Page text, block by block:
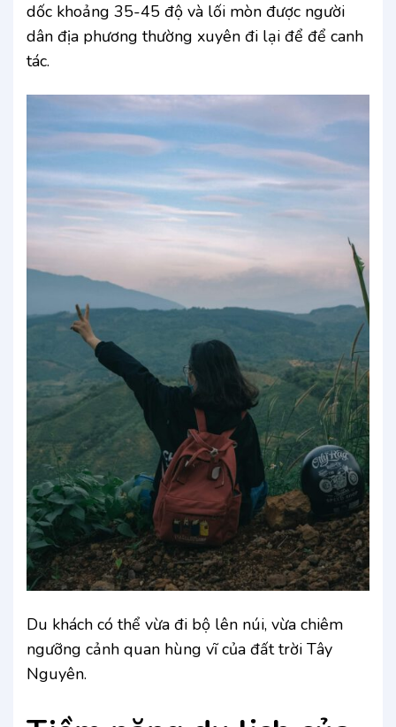
dốc khoảng 35-45 độ và lối mòn được người
dân địa phương thường xuyên đi lại để để canh
tác.
Du khách có thể vừa đi bộ lên núi, vừa chiêm
ngưỡng cảnh quan hùng vĩ của đất trời Tây
Nguyên.